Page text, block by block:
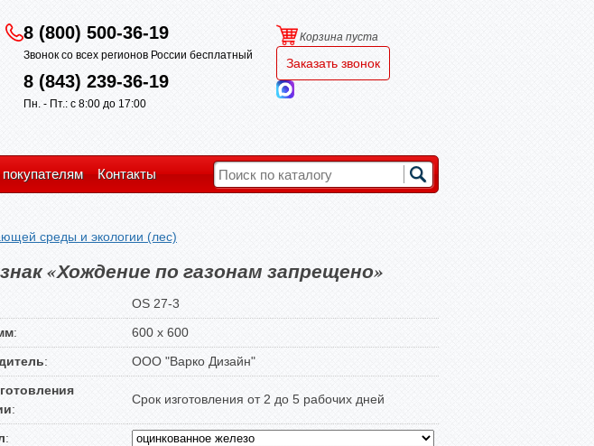
8 (800) 500-36-19
Звонок со всех регионов России бесплатный
8 (843) 239-36-19
Пн. - Пт.: с 8:00 до 17:00
Корзина пуста
Заказать звонок
Контакты
среды и экологии (лес)
«Хождение по газонам запрещено»
OS 27-3
:
600 х 600
:
ООО "Варко Дизайн"
:
Срок изготовления от 2 до 5 рабочих дней
: